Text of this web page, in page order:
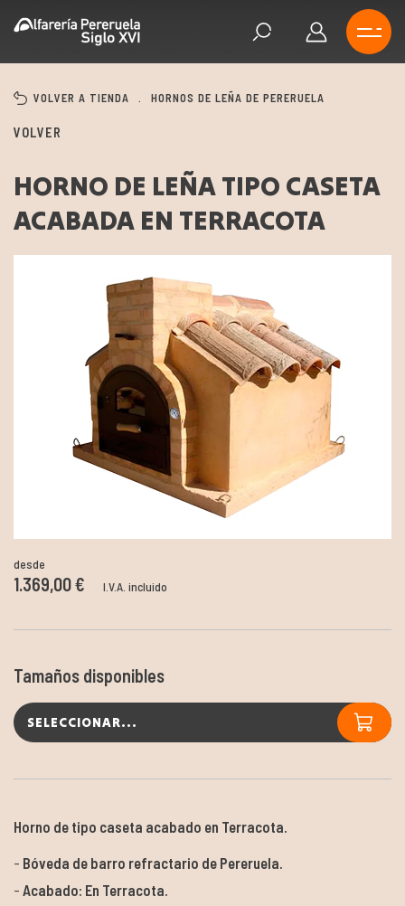
VOLVER A TIENDA . HORNOS DE LEÑA DE PERERUELA
VOLVER
HORNO DE LEÑA TIPO CASETA
ACABADA EN TERRACOTA
desde
1.369,00 € I.V.A. incluido
Tamaños disponibles
SELECCIONAR...
Horno de tipo caseta acabado en Terracota.
Bóveda de barro refractario de Pereruela.
Acabado: En Terracota.